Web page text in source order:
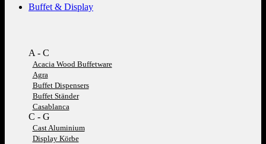
Buffet & Display
A - C
Acacia Wood Buffetware
Agra
Buffet Dispensers
Buffet Ständer
Casablanca
C - G
Cast Aluminium
Display Körbe